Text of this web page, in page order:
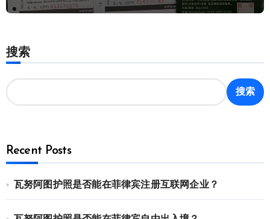
搜索
搜索
Recent Posts
瓦努阿图护照是否能在菲律宾注册互联网企业？